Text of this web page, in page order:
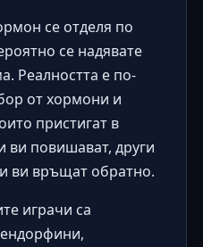
се отделя по
се надявате
Реалността е по-
от хормони и
пристигат в
ви повишават, други
ви връщат обратно.
играчи са